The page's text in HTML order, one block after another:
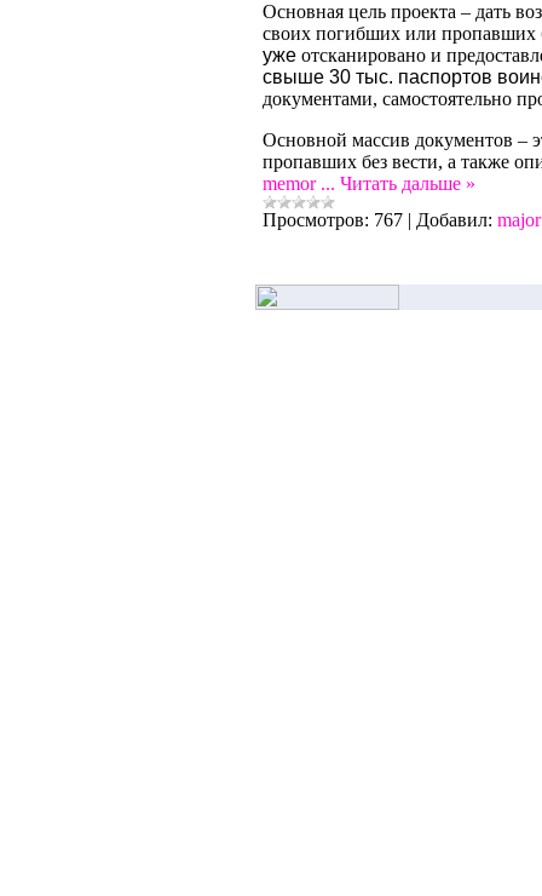
Основная цель проекта – дать
своих погибших или пропавших
уже отсканировано и
свыше 30 тыс. паспортов
документами, самостоятельно
Основной массив документов –
пропавших без вести, а также
memor ... Читать дальше »
Просмотров: 767 | Добавил: major